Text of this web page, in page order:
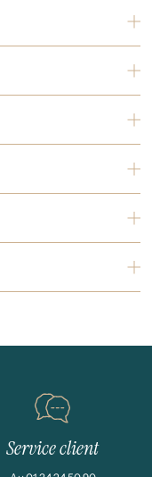
Service client